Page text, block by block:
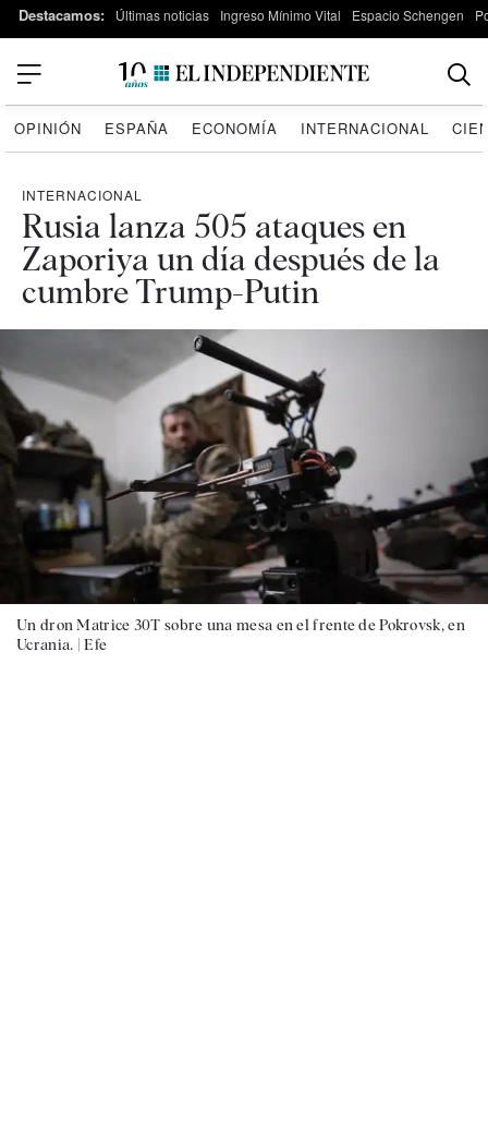
Destacamos: Últimas noticias Ingreso Mínimo Vital Espacio Schengen
OPINIÓN ESPAÑA ECONOMÍA INTERNACIONAL
INTERNACIONAL
Rusia lanza 505 ataques en
Zaporiya un día después de la
cumbre Trump-Putin
Un dron Matrice 30T sobre una mesa en el frente de Pokrovsk, en
Ucrania. |Efe